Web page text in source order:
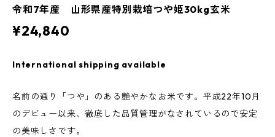
令和7年産 山形県産特別栽培つや姫30kg玄米
¥24,840
International shipping available
名前の通り「つや」のある艶やかなお米です。平成22年10月
のデビュー以来、徹底した品質管理がなされているので安定
の美味しさです。